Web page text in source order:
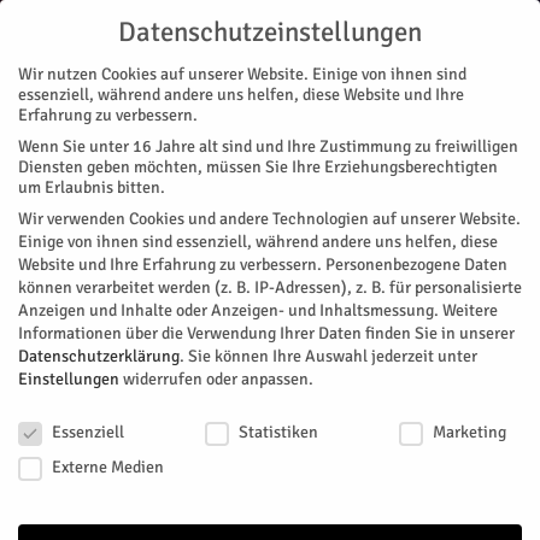
Start Galerie Galerie 2022 Grandioses Starterbild
GALERIE GALERIE 2022
Grandioses Starterbild
Dafür steht die Stadt schon mal eine viertel Stunde lang still:
2 x 550 Radler starteten "high Moon" zur 12. NRW-Radtour
am Jülicher Brückenkopf-Park. Über die Rurbrücke machte
sie sich über die Hauptverkehrsader, vorbei an Rathaus und
Bahnhof auf den Weg.
VonDorothée Schenk Juli 8, 2022 296
Datenschutzeinstellungen
Wir nutzen Cookies auf unserer Website. Einige von ihnen sind
essenziell, während andere uns helfen, diese Website und Ihre
Erfahrung zu verbessern.
Wenn Sie unter 16 Jahre alt sind und Ihre Zustimmung zu freiwilligen
Diensten geben möchten, müssen Sie Ihre Erziehungsberechtigten
um Erlaubnis bitten.
Wir verwenden Cookies und andere Technologien auf unserer Website.
Einige von ihnen sind essenziell, während andere uns helfen, diese
Website und Ihre Erfahrung zu verbessern. Personenbezogene Daten
können verarbeitet werden (z. B. IP-Adressen), z. B. für personalisierte
Anzeigen und Inhalte oder Anzeigen- und Inhaltsmessung. Weitere
Informationen über die Verwendung Ihrer Daten finden Sie in unserer
Datenschutzerklärung. Sie können Ihre Auswahl jederzeit unter
Einstellungen widerrufen oder anpassen.
Essenziell
Statistiken
Marketing
Externe Medien